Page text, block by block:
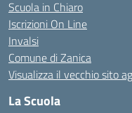
Scuola in Chiaro
Iscrizioni On Line
Invalsi
Comune di Zanica
Visualizza il vecchio sito
La Scuola